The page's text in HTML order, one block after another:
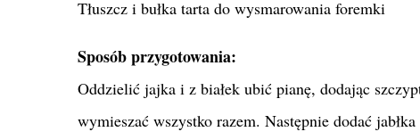
Tłuszcz i bułka tarta do wysmarowania foremki
Sposób przygotowania:
Oddzielić jajka i z białek ubić pianę, dodając
wymieszać wszystko razem. Następnie dodać